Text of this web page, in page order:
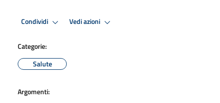
Condividi Vedi azioni
Categorie:
Salute
Argomenti: